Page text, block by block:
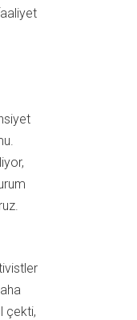
çekti,